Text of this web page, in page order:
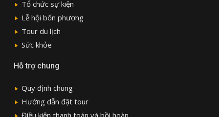
Tổ chức sự kiện
Lễ hội bốn phương
Tour du lịch
Sức khỏe
Hỗ trợ chung
Quy định chung
Hướng dẫn đặt tour